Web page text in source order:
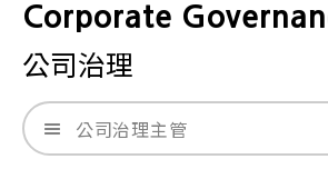
Corporate
公司治理
公司治理主管